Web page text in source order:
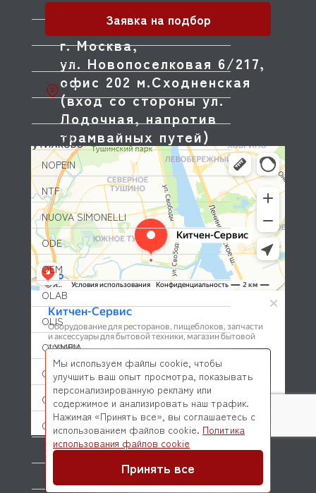
MORETTI
MORICE
MULLER
MUSSO
MVQ
NEMOX
NOPEIN
NTF
NUOVA SIMONELLI
ODE
OEM
OLAB
OLIS
OLYMPIA
OMNIWASH
ORVED
OZTIRYAKILER
P.L. Proff Cuisine
г. Москва,
ул. Новопоселковая 6/217,
офис 202 м.Сходненская
(вход со стороны ул.
Лодочная, напротив
трамвайных путей)
Заявка на подбор
© 2026 Kitchen-Service.com Интернет-магазин запчастей
и оборудования профессиональной кухни
Мы используем файлы cookie, чтобы
улучшить ваш опыт просмотра, показывать
персонализированную рекламу или
содержимое и анализировать наш трафик.
Нажимая «Принять все», вы соглашаетесь с
использованием файлов cookie. Политика
использования файлов cookie
Принять все